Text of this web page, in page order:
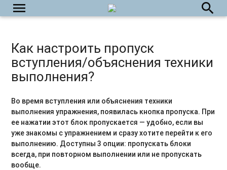
menu
Как открыть видео тренировку в маленьком окне на
экране телефона?
урок?
Как открыть тренировочную программу или урок из
приложения в мобильном браузере?
Как написать в службу поддержки пользователей?
Как выйти из приложения?
Как удалить аккаунт на платформе?
search
Как настроить пропуск
вступления/объяснения техники
выполнения?
Во время вступления или объяснения техники
выполнения упражнения, появилась кнопка пропуска. При
ее нажатии этот блок пропускается — удобно, если вы
уже знакомы с упражнением и сразу хотите перейти к его
выполнению. Доступны 3 опции: пропускать блоки
всегда, при повторном выполнении или не пропускать
вообще.